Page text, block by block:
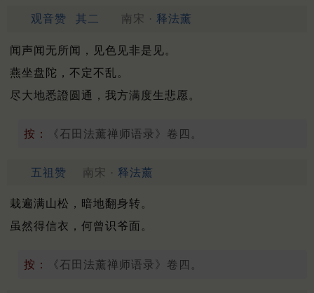
观音赞 其二 南宋 · 释法薰
闻声闻无所闻，见色见非是见。
燕坐盘陀，不定不乱。
尽大地悉證圆通，我方满度生悲愿。
按： 《石田法薰禅师语录》卷四。
五祖赞 南宋 · 释法薰
栽遍满山松，暗地翻身转。
虽然得信衣，何曾识爷面。
按： 《石田法薰禅师语录》卷四。